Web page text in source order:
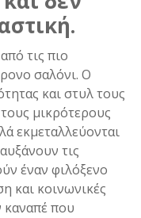
τις πιο
σαλόνι. Ο
και στυλ τους
μικρότερους
εκμεταλλεύονται
τις
έναν φιλόξενο
και κοινωνικές
καναπέ που